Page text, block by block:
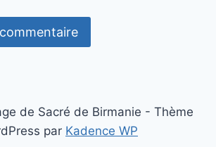
de Sacré de Birmanie - Thème
par Kadence WP